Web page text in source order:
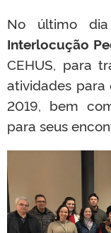
No último
Interlocução
CEHUS, para
atividades para
2019, bem
para seus